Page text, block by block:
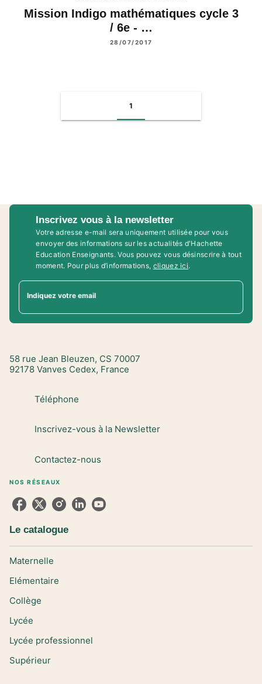
Mission Indigo mathématiques cycle 3
/ 6e - …
28/07/2017
1
Inscrivez vous à la newsletter
Votre adresse e-mail sera uniquement utilisée pour vous
envoyer des informations sur les actualités d'Hachette
Education Enseignants. Vous pouvez vous désinscrire à tout
moment. Pour plus d’informations, cliquez ici.
Indiquez votre email
58 rue Jean Bleuzen, CS 70007
92178 Vanves Cedex, France
Téléphone
Inscrivez-vous à la Newsletter
Contactez-nous
NOS RÉSEAUX
Le catalogue
Maternelle
Elémentaire
Collège
Lycée
Lycée professionnel
Supérieur